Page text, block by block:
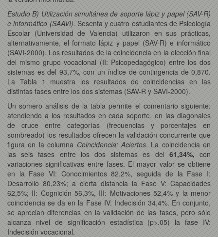
Estudio B) Utilización simultánea de soporte lápiz y papel (SAV-R)
e informático (SAAVI). Sesenta y cuatro estudiantes de Psicología
Escolar (Universidad de Valencia) utilizaron en sus prácticas,
alternativamente, el formato lápiz y papel (SAV-R) e informático
(SAVI-2000). Los resultados de la coincidencia en la elección final
del mismo grupo vocacional (II: Psicopedagógico) entre los dos
sistemas es del 93,7%, con un índice de contingencia de 0,870.
La Tabla 1 muestra los resultados de coincidencias en las
distintas fases entre los dos sistemas (SAV-R y SAVI-2000).
Un somero análisis de la tabla permite el comentario siguiente:
atendiendo a los resultados en cada soporte, en las diagonales
de cruce entre categorías (frecuencias y porcentajes en
sombreado) los resultados ofrecen la validación concurrente que
figura en la columna Coincidencia: Aciertos. La coincidencia en
las seis fases entre los dos sistemas es del 61,34%, con
variaciones significativas entre fases. El mayor valor se obtiene
en la Fase VI: Conocimientos 82,2%, seguida de la Fase I:
Desarrollo 80,23%; a cierta distancia la Fase V: Capacidades
62,5%; II: Cognición 56,3%, III: Motivaciones 52,4% y la menor
coincidencia se da en la Fase IV: Indecisión 34,4%. En conjunto,
se aprecian diferencias en la validación de las fases, pero sólo
alcanza nivel de significación estadística (p>.05) la fase IV:
Indecisión vocacional.